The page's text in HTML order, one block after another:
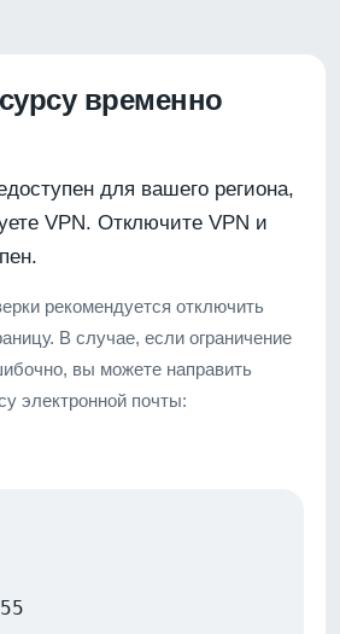
временно
для вашего региона,
VPN. Отключите VPN и
рекомендуется отключить
В случае, если ограничение
вы можете направить
электронной почты: